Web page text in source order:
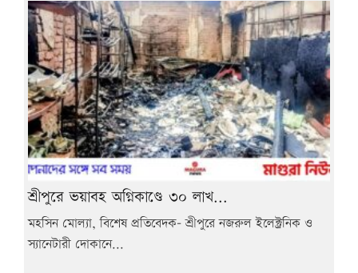
শ্রীপুরে ভয়াবহ অগ্নিকাণ্ডে ৩০ লাখ...
মহসিন মোল্যা, বিশেষ প্রতিবেদক- শ্রীপুরে নজরুল ইলেক্ট্রনিক ও
স্যানেটারী দোকানে...